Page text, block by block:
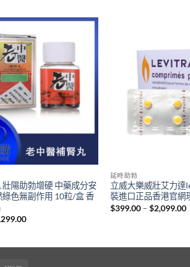
陽助勃增硬 中藥成分安
綠色無副作用 10粒/盒 香
Price
延時助勃
立威大樂威壯艾力達
裝進口正品香港官網
$399.00 – $2,099.00